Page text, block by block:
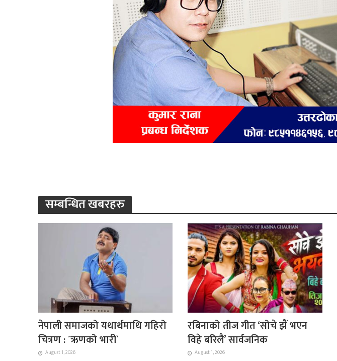
सम्बन्धित खबरहरु
नेपाली समाजको यथार्थमाथि गहिरो
चित्रण : ´ऋणको भारी`
August 1, 2026
रबिनाको तीज गीत ‘सोचे झैं भएन
विहे बरिलै’ सार्वजनिक
August 1, 2026